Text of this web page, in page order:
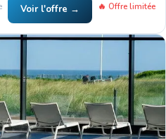
Voir l'offre → 🔥 Offre limitée